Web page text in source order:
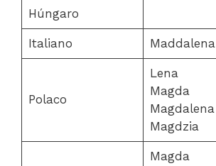
Húngaro
Italiano Maddalena
Polaco
Lena
Magda
Magdalena
Magdzia
Magda